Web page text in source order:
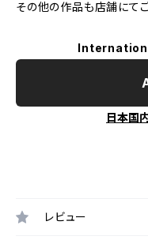
その他の作品も店舗にて
日本国
レビュー